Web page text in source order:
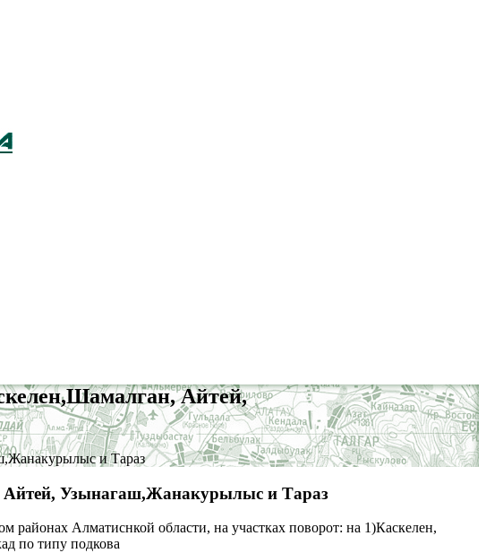
Айтей,
и Тараз
Айтей, Узынагаш,Жанакурылыс и Тараз
Алматиснкой области, на участках поворот: на 1)Каскелен,
по типу подкова